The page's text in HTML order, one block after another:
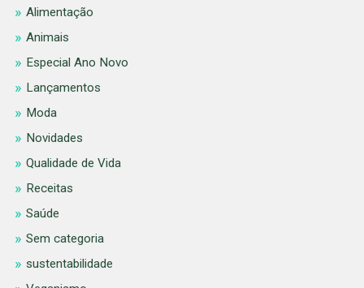
Alimentação
Animais
Especial Ano Novo
Lançamentos
Moda
Novidades
Qualidade de Vida
Receitas
Saúde
Sem categoria
sustentabilidade